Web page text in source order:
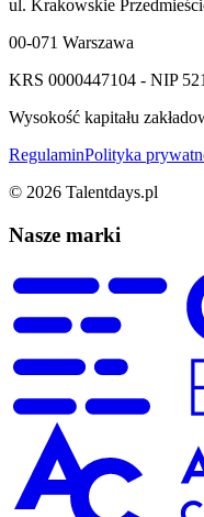
ul. Krakowskie
00-071 Warszawa
KRS 0000447104 - NIP
Wysokość kapitału
RegulaminPolityka
© 2026 Talentdays.pl
Nasze marki